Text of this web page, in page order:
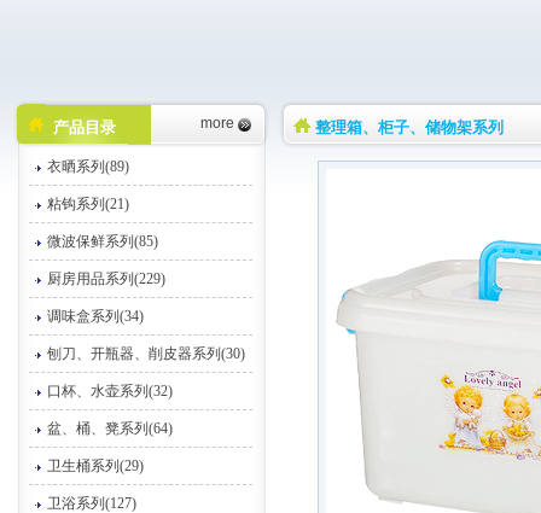
产品目录 more
衣晒系列(89)
粘钩系列(21)
微波保鲜系列(85)
厨房用品系列(229)
调味盒系列(34)
刨刀、开瓶器、削皮器系列(30)
口杯、水壶系列(32)
盆、桶、凳系列(64)
卫生桶系列(29)
卫浴系列(127)
整理箱、柜子、储物架系列